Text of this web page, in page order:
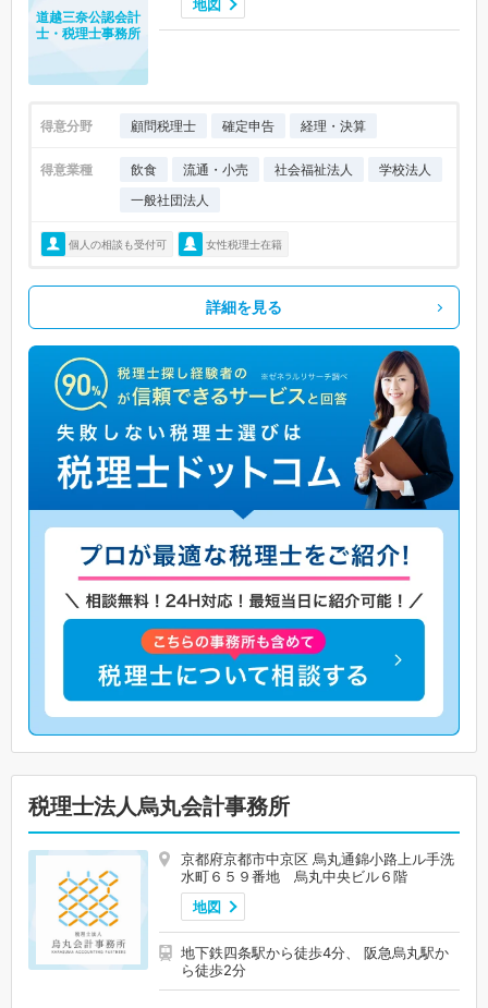
地図
道越三奈公認会計
士・税理士事務所
得意分野 顧問税理士 確定申告 経理・決算
得意業種 飲食 流通・小売 社会福祉法人
学校法人
一般社団法人
個人の相談も受付可 女性税理士在籍
詳細を見る
税理士法人烏丸会計事務所
京都府京都市中京区 烏丸通錦小路上ル手洗
水町６５９番地 烏丸中央ビル６階
地図
地下鉄四条駅から徒歩4分、 阪急烏丸駅か
ら徒歩2分